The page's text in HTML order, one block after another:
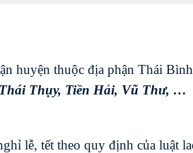
huyện thuộc địa phận Thái
Thái Thụy, Tiền Hải, Vũ Thư, …
lễ, tết theo quy định của luật